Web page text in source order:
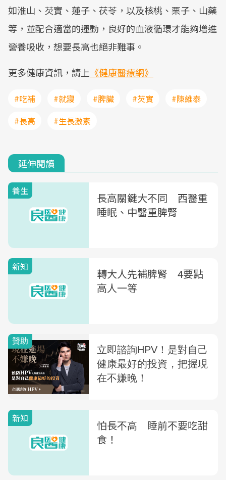
如淮山、芡實、蓮子、茯苓，以及核桃、栗子、山藥
等，並配合適當的運動，良好的血液循環才能夠增進
營養吸收，想要長高也絕非難事。
更多健康資訊，請上 《健康醫療網》
#吃補 #就寢 #脾臟 #芡實
#陳維泰
#長高
#生長激素
延伸閱讀
養生
長高關鍵大不同 西醫重
睡眠、中醫重脾腎
新知
轉大人先補脾腎 4要點
高人一等
新知
怕長不高 睡前不要吃甜
食！